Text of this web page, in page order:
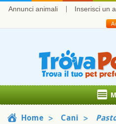
Annunci animali Inserisci un
Home Cani